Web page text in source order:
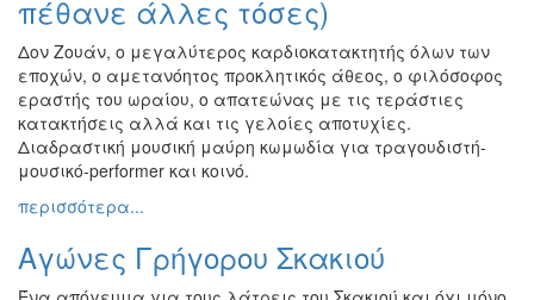
πέθανε άλλες τόσες)
Δον Ζουάν, ο μεγαλύτερος καρδιοκατακτητής όλων των
εποχών, ο αμετανόητος προκλητικός άθεος, ο φιλόσοφος
εραστής του ωραίου, ο απατεώνας με τις τεράστιες
κατακτήσεις αλλά και τις γελοίες αποτυχίες.
Διαδραστική μουσική μαύρη κωμωδία για τραγουδιστή-
μουσικό-performer και κοινό.
περισσότερα...
Αγώνες Γρήγορου Σκακιού